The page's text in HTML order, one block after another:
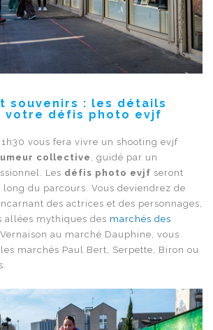
souvenirs : les détails
votre défis photo evjf
vous fera vivre un shooting evjf
collective
, guidé par un
Les défis photo evjf seront
du parcours. Vous deviendrez de
des actrices et des personnages,
allées mythiques des marchés des
Vernaison au marché Dauphine, vous
marchés Paul Bert, Serpette, Biron ou